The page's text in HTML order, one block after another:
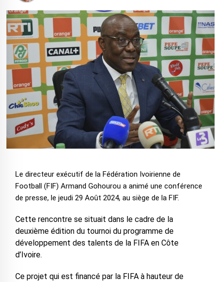
Le directeur exécutif de la Fédération Ivoirienne de
Football (FIF) Armand Gohourou a animé une conférence
de presse, le jeudi 29 Août 2024, au siège de la FIF.
Cette rencontre se situait dans le cadre de la
deuxième édition du tournoi du programme de
développement des talents de la FIFA en Côte
d’Ivoire.
Ce projet qui est financé par la FIFA à hauteur de